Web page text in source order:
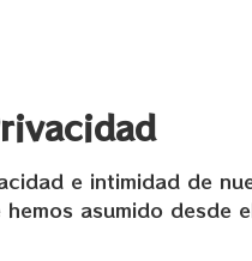
e intimidad de
asumido desde